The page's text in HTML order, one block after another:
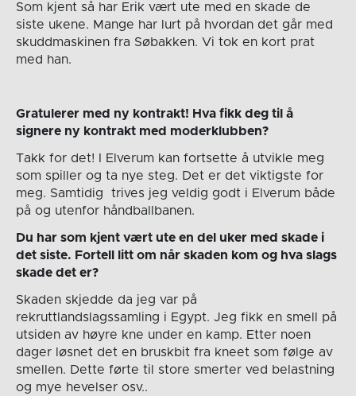
Som kjent så har Erik vært ute med en skade de
siste ukene. Mange har lurt på hvordan det går med
skuddmaskinen fra Søbakken. Vi tok en kort prat
med han.
Gratulerer med ny kontrakt! Hva fikk deg til å
signere ny kontrakt med moderklubben?
Takk for det! I Elverum kan fortsette å utvikle meg
som spiller og ta nye steg. Det er det viktigste for
meg. Samtidig trives jeg veldig godt i Elverum både
på og utenfor håndballbanen.
Du har som kjent vært ute en del uker med skade i
det siste. Fortell litt om når skaden kom og hva slags
skade det er?
Skaden skjedde da jeg var på
rekruttlandslagssamling i Egypt. Jeg fikk en smell på
utsiden av høyre kne under en kamp. Etter noen
dager løsnet det en bruskbit fra kneet som følge av
smellen. Dette førte til store smerter ved belastning
og mye hevelser osv..